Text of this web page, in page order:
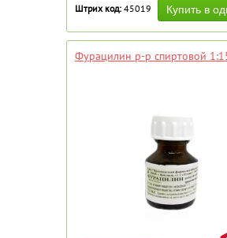
Штрих код: 45019
Фурацилин р-р спиртовой